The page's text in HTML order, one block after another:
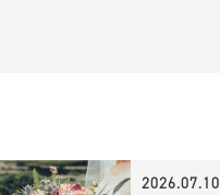
2026.07.10